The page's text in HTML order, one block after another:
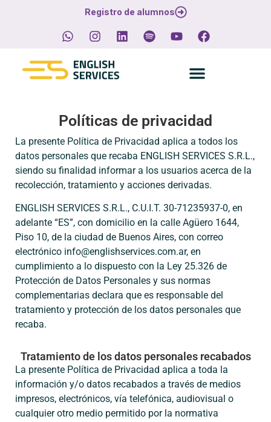
Registro de alumnos
Políticas de privacidad
La presente Política de Privacidad aplica a todos los
datos personales que recaba ENGLISH SERVICES S.R.L.,
siendo su finalidad informar a los usuarios acerca de la
recolección, tratamiento y acciones derivadas.
ENGLISH SERVICES S.R.L., C.U.I.T. 30-71235937-0, en
adelante “ES”, con domicilio en la calle Agüero 1644,
Piso 10, de la ciudad de Buenos Aires, con correo
electrónico info@englishservices.com.ar, en
cumplimiento a lo dispuesto con la Ley 25.326 de
Protección de Datos Personales y sus normas
complementarias declara que es responsable del
tratamiento y protección de los datos personales que
recaba.
Tratamiento de los datos personales recabados
La presente Política de Privacidad aplica a toda la
información y/o datos recabados a través de medios
impresos, electrónicos, vía telefónica, audiovisual o
cualquier otro medio permitido por la normativa